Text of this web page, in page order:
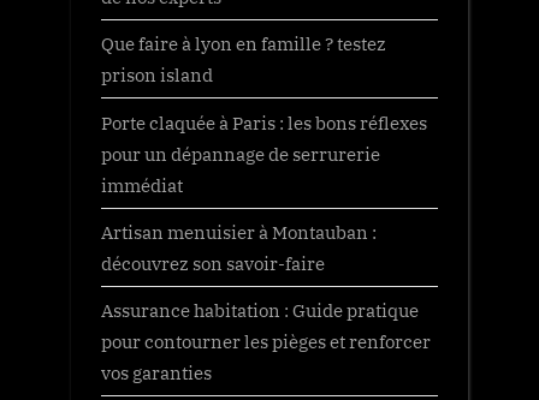
Que faire à lyon en famille ? testez
prison island
Porte claquée à Paris : les bons réflexes
pour un dépannage de serrurerie
immédiat
Artisan menuisier à Montauban :
découvrez son savoir-faire
Assurance habitation : Guide pratique
pour contourner les pièges et renforcer
vos garanties